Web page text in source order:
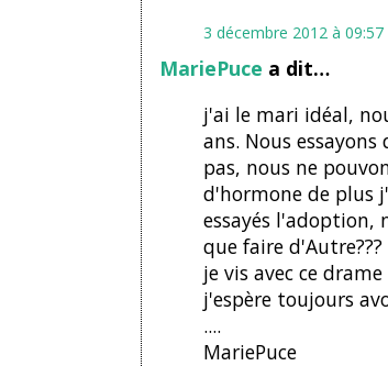
3 décembre 2012 à 09:57
MariePuce a dit…
j'ai le mari idéal,
ans. Nous
pas, nous ne
d'hormone de plus
essayés l'adoption,
que faire d'Autre???
je vis avec ce
j'espère toujours
....
MariePuce